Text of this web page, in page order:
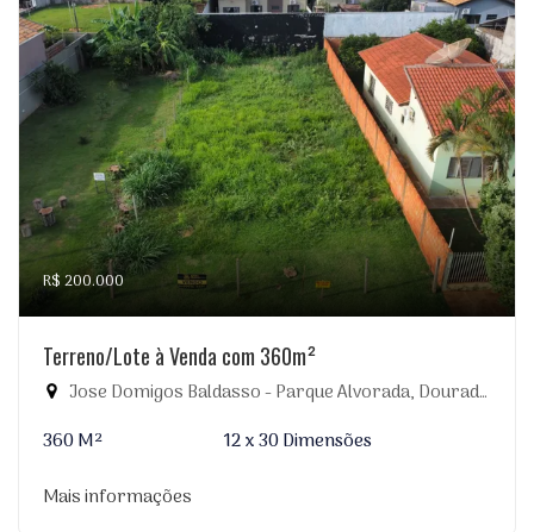
R$ 200.000
Terreno/Lote à Venda com 360m²
Jose Domigos Baldasso - Parque Alvorada, Dourados-MS
360 M²
12 x 30 Dimensões
Mais informações